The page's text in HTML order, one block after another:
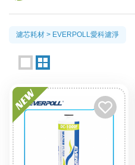
濾芯耗材 EVERPOLL愛科濾淨